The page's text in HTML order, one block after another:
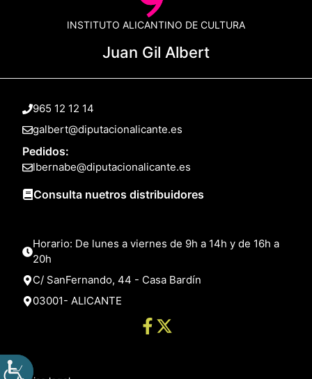
INSTITUTO ALICANTINO DE CULTURA
Juan Gil Albert
965 12 12 14
galbert@diputacionalicante.es
Pedidos:
lbernabe@diputacionalicante.es
Consulta nuetros distribuidores
Horario: De lunes a viernes de 9h a 14h y de 16h a
20h
C/ SanFernando, 44 - Casa Bardín
03001- ALICANTE